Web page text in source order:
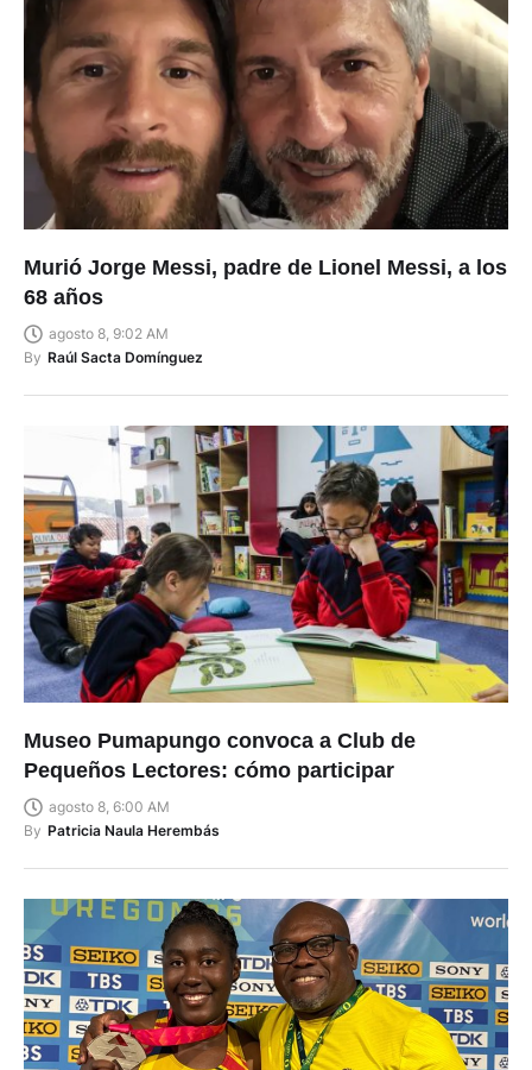
Murió Jorge Messi, padre de Lionel Messi, a los
68 años
agosto 8, 9:02 AM
By Raúl Sacta Domínguez
Museo Pumapungo convoca a Club de
Pequeños Lectores: cómo participar
agosto 8, 6:00 AM
By Patricia Naula Herembás